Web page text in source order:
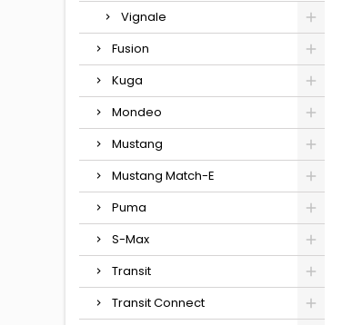
Vignale
Fusion
Kuga
Mondeo
Mustang
Mustang Match-E
Puma
S-Max
Transit
Transit Connect